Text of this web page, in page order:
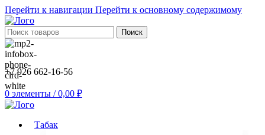
Перейти к навигации Перейти к основному содержимому
Поиск
+7 926 662-16-56
0 элементы / 0,00 ₽
Табак